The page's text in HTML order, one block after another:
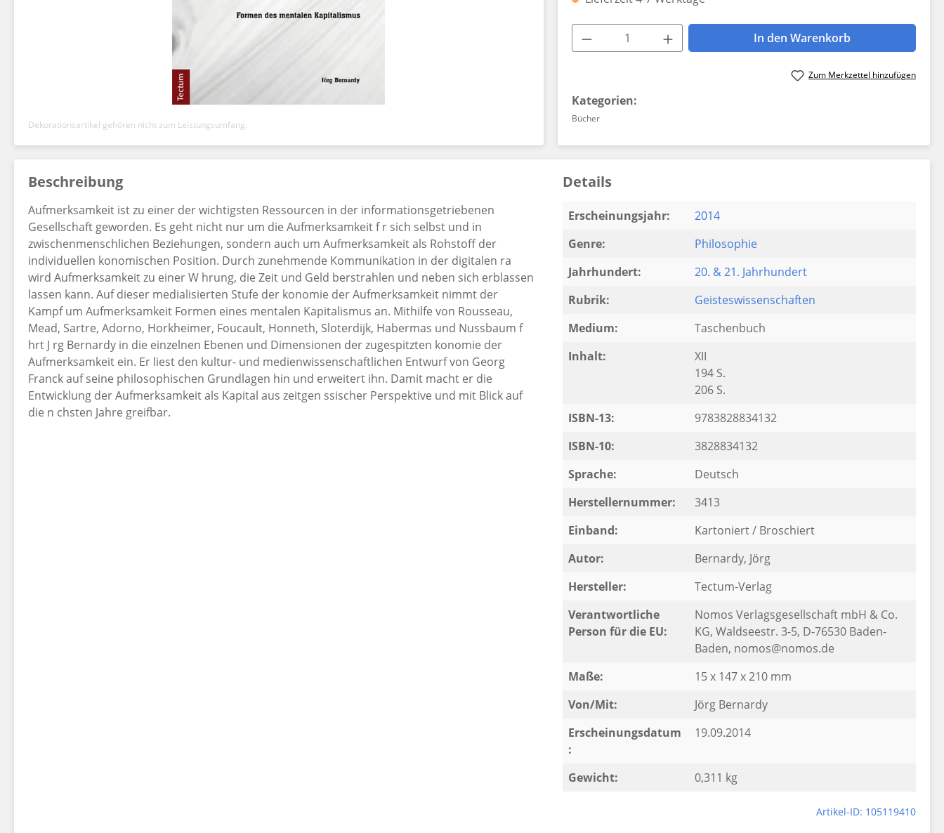
Dekorationsartikel gehören nicht zum Leistungsumfang.
Produkt Anzahl: Gib den gewünschten Wert
In den Warenkorb
Zum Merkzettel hinzufügen
Kategorien:
Bücher
Beschreibung
Aufmerksamkeit ist zu einer der wichtigsten Ressourcen in der informationsgetriebenen
Gesellschaft geworden. Es geht nicht nur um die Aufmerksamkeit f r sich selbst und in
zwischenmenschlichen Beziehungen, sondern auch um Aufmerksamkeit als Rohstoff der
individuellen konomischen Position. Durch zunehmende Kommunikation in der digitalen ra
wird Aufmerksamkeit zu einer W hrung, die Zeit und Geld berstrahlen und neben sich erblassen
lassen kann. Auf dieser medialisierten Stufe der konomie der Aufmerksamkeit nimmt der
Kampf um Aufmerksamkeit Formen eines mentalen Kapitalismus an. Mithilfe von Rousseau,
Mead, Sartre, Adorno, Horkheimer, Foucault, Honneth, Sloterdijk, Habermas und Nussbaum f
hrt J rg Bernardy in die einzelnen Ebenen und Dimensionen der zugespitzten konomie der
Aufmerksamkeit ein. Er liest den kultur- und medienwissenschaftlichen Entwurf von Georg
Franck auf seine philosophischen Grundlagen hin und erweitert ihn. Damit macht er die
Entwicklung der Aufmerksamkeit als Kapital aus zeitgen ssischer Perspektive und mit Blick auf
die n chsten Jahre greifbar.
Details
Erscheinungsjahr:
2014
Genre:
Philosophie
Jahrhundert:
20. & 21. Jahrhundert
Rubrik:
Geisteswissenschaften
Medium:
Taschenbuch
Inhalt:
XII
194 S.
206 S.
ISBN-13:
9783828834132
ISBN-10:
3828834132
Sprache:
Deutsch
Herstellernummer:
3413
Einband:
Kartoniert / Broschiert
Autor:
Bernardy, Jörg
Hersteller:
Tectum-Verlag
Verantwortliche
Person für die EU:
Nomos Verlagsgesellschaft mbH & Co.
KG, Waldseestr. 3-5, D-76530 Baden-
Baden, nomos@nomos.de
Maße:
15 x 147 x 210 mm
Von/Mit:
Jörg Bernardy
Erscheinungsdatum
:
19.09.2014
Gewicht: 0,311 kg
Artikel-ID: 105119410